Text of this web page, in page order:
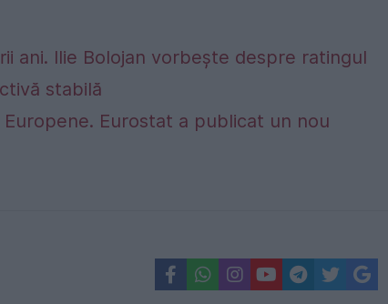
ani. Ilie Bolojan vorbește despre ratingul
stabilă
Eurostat a publicat un nou